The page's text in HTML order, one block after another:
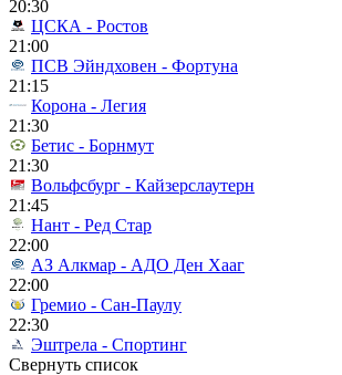
20:30
ЦСКА - Ростов
21:00
ПСВ Эйндховен - Фортуна
21:15
Корона - Легия
21:30
Бетис - Борнмут
21:30
Вольфсбург - Кайзерслаутерн
21:45
Нант - Ред Стар
22:00
АЗ Алкмар - АДО Ден Хааг
22:00
Гремио - Сан-Паулу
22:30
Эштрела - Спортинг
Свернуть список